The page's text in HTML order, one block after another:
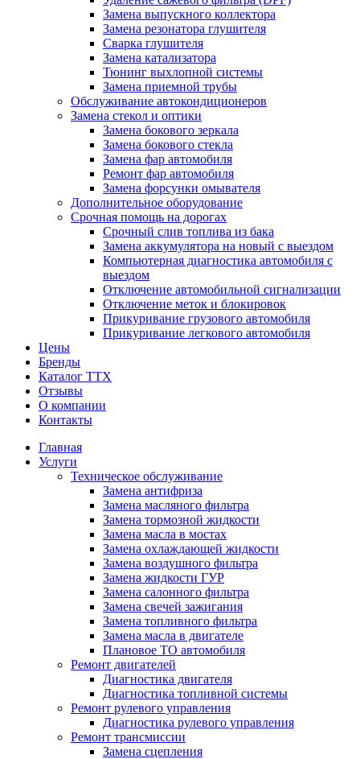
Замена выпускного коллектора
Замена резонатора глушителя
Сварка глушителя
Замена катализатора
Тюнинг выхлопной системы
Замена приемной трубы
Обслуживание автокондиционеров
Замена стекол и оптики
Замена бокового зеркала
Замена бокового стекла
Замена фар автомобиля
Ремонт фар автомобиля
Замена форсунки омывателя
Дополнительное оборудование
Срочная помощь на дорогах
Срочный слив топлива из бака
Замена аккумулятора на новый с выездом
Компьютерная диагностика автомобиля с
выездом
Отключение автомобильной сигнализации
Отключение меток и блокировок
Прикуривание грузового автомобиля
Прикуривание легкового автомобиля
Цены
Бренды
Каталог ТТХ
Отзывы
О компании
Контакты
Главная
Услуги
Техническое обслуживание
Замена антифриза
Замена масляного фильтра
Замена тормозной жидкости
Замена масла в мостах
Замена охлаждающей жидкости
Замена воздушного фильтра
Замена жидкости ГУР
Замена салонного фильтра
Замена свечей зажигания
Замена топливного фильтра
Замена масла в двигателе
Плановое ТО автомобиля
Ремонт двигателей
Диагностика двигателя
Диагностика топливной системы
Ремонт рулевого управления
Диагностика рулевого управления
Ремонт трансмиссии
Замена сцепления